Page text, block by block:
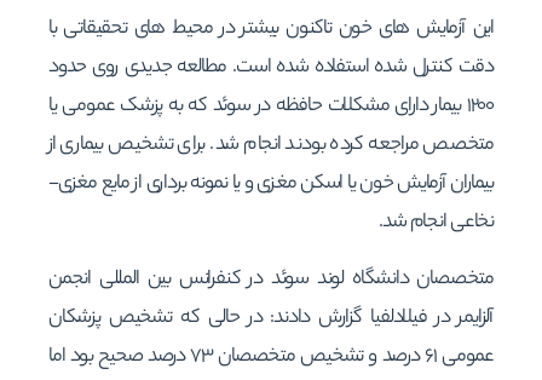
این آزمایش های خون تاکنون بیشتر در محیط های تحقیقاتی با
دقت کنترل شده استفاده شده است. مطالعه جدیدی روی حدود
۱۲۰۰ بیمار دارای مشکلات حافظه در سوئد که به پزشک عمومی یا
متخصص مراجعه کرده بودند انجام شد. برای تشخیص بیماری از
بیماران آزمایش خون یا اسکن مغزی و یا نمونه برداری از مایع مغزی-
نخاعی انجام شد.
متخصصان دانشگاه لوند سوئد در کنفرانس بین المللی انجمن
آلزایمر در فیلادلفیا گزارش دادند: در حالی که تشخیص پزشکان
عمومی ۶۱ درصد و تشخیص متخصصان ۷۳ درصد صحیح بود اما